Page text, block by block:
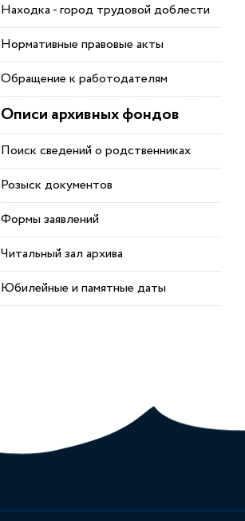
Находка - город трудовой доблести
Нормативные правовые акты
Обращение к работодателям
Описи архивных фондов
Поиск сведений о родственниках
Розыск документов
Формы заявлений
Читальный зал архива
Юбилейные и памятные даты